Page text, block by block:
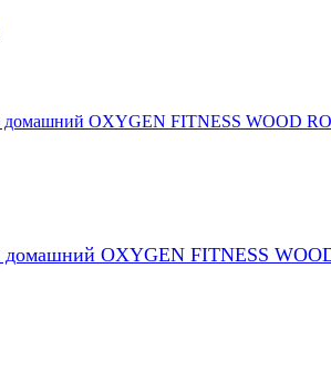
домашний OXYGEN FITNESS